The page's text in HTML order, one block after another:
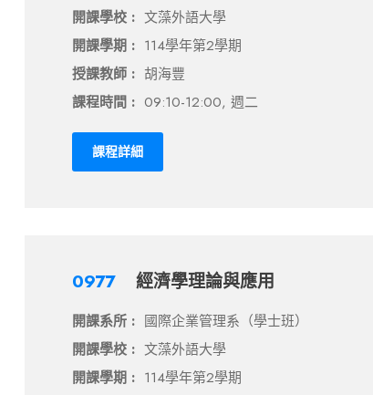
開課學校 : 文藻外語大學
開課學期 : 114學年第2學期
授課教師 : 胡海豐
課程時間 : 09:10-12:00, 週二
課程詳細
0977 經濟學理論與應用
開課系所 : 國際企業管理系（學士班）
開課學校 : 文藻外語大學
開課學期 : 114學年第2學期